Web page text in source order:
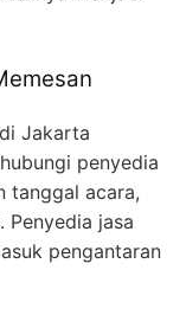
Jakarta
penyedia
tanggal acara,
jasa
pengantaran